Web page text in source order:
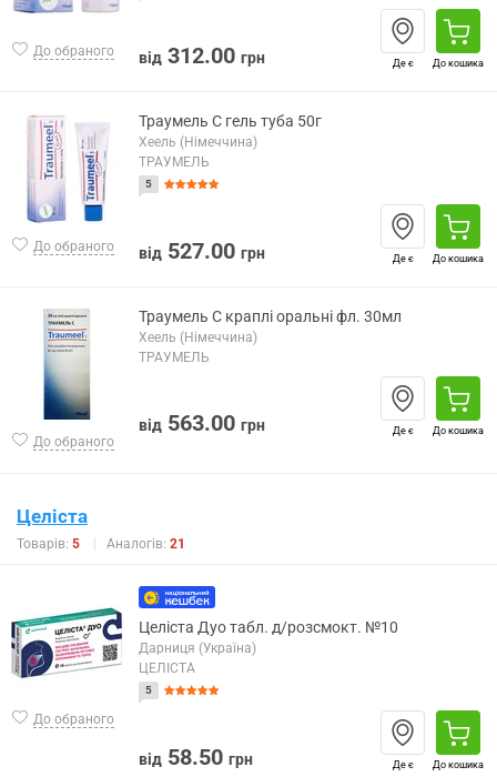
До обраного від 312.00 грн Де є До кошика
До обраного
Траумель С гель туба 50г
Хеель (Німеччина)
ТРАУМЕЛЬ
5
від 527.00 грн Де є До кошика
До обраного
Траумель C краплі оральні фл. 30мл
Хеель (Німеччина)
ТРАУМЕЛЬ
від 563.00 грн Де є До кошика
Целіста
Товарів: 5 Аналогів: 21
До обраного
Целіста Дуо табл. д/розсмокт. №10
Дарниця (Україна)
ЦЕЛІСТА
5
від 58.50 грн Де є До кошика